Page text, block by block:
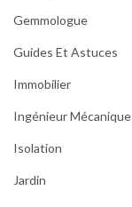
Gemmologue
Guides Et Astuces
Immobilier
Ingénieur Mécanique
Isolation
Jardin